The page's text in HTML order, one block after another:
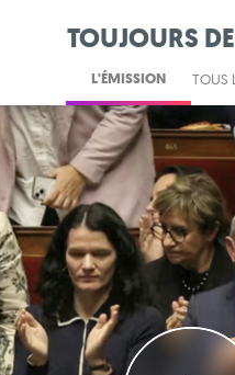
TOUJOURS
L'ÉMISSION TOUS